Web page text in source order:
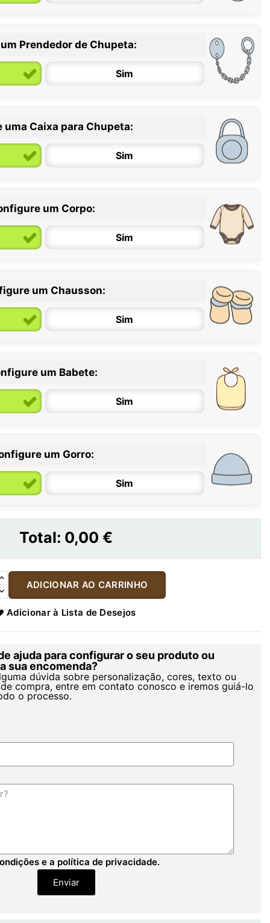
Prendedor de Chupeta:
Sim
uma Caixa para Chupeta:
Sim
um Corpo:
Sim
6 / 12 meses 12 / 18 meses
um Chausson:
Sim
um Babete:
Sim
um Gorro:
Sim
Total: 0,00 €
ADICIONAR AO CARRINHO
Adicionar à Lista de Desejos
ajuda para configurar o seu produto ou
sua encomenda?
dúvida sobre personalização, cores, texto ou
compra, entre em contato conosco e iremos guiá-lo
o processo.
e a política de privacidade.
Enviar